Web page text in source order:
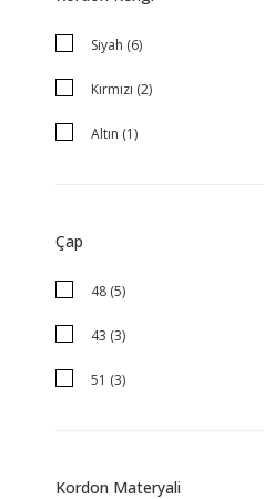
Siyah (6)
Kırmızı (2)
Altın (1)
Çap
48 (5)
43 (3)
51 (3)
Kordon Materyali